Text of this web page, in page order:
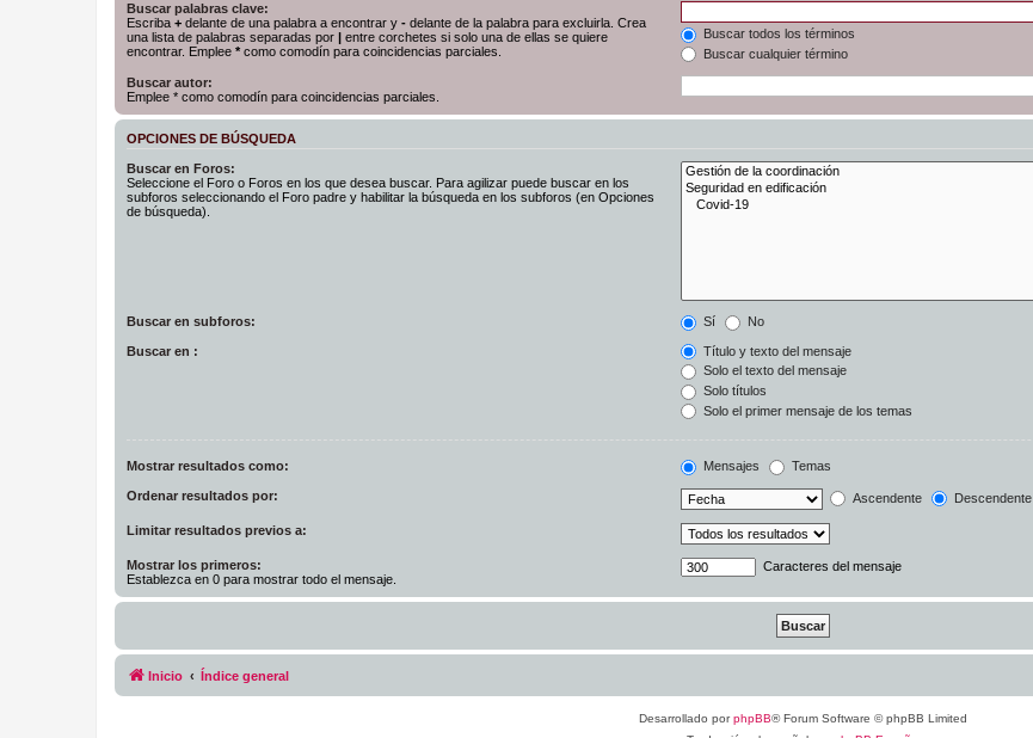
Buscar palabras clave:
Escriba + delante de una palabra a encontrar y - delante de la palabra para excluirla. Crea
una lista de palabras separadas por | entre corchetes si solo una de ellas se quiere
encontrar. Emplee * como comodín para coincidencias parciales.
Buscar todos los términos
Buscar cualquier término
Buscar autor:
Emplee * como comodín para coincidencias parciales.
OPCIONES DE BÚSQUEDA
Buscar en Foros:
Seleccione el Foro o Foros en los que desea buscar. Para agilizar puede buscar en los
subforos seleccionando el Foro padre y habilitar la búsqueda en los subforos (en Opciones
de búsqueda).
Buscar en subforos: Sí No
Buscar en :
Título y texto del mensaje
Solo el texto del mensaje
Solo títulos
Solo el primer mensaje de los temas
Mostrar resultados como: Mensajes Temas
Ordenar resultados por: Ascendente Descendente
Limitar resultados previos a:
Mostrar los primeros:
Establezca en 0 para mostrar todo el mensaje.
Caracteres del mensaje
Inicio Índice general
Desarrollado porphpBB® Forum Software © phpBB Limited